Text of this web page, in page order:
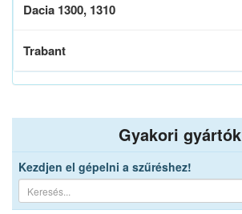
Dacia 1300, 1310
Trabant
Gyakori gyártók
Kezdjen el gépelni a szűréshez!